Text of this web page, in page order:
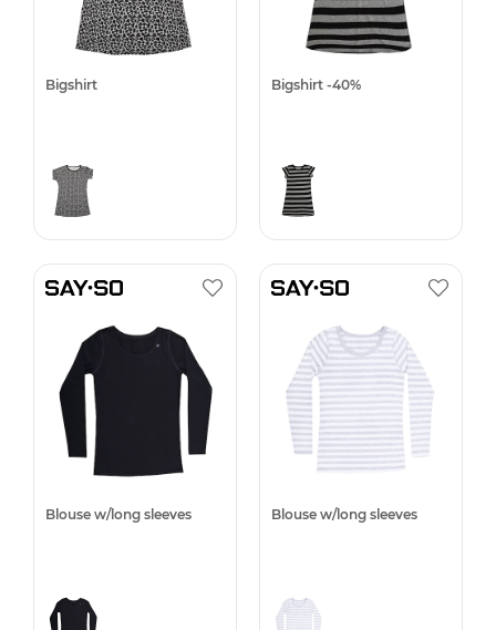
Bigshirt Bigshirt -40%
Blouse w/long sleeves Blouse w/long sleeves